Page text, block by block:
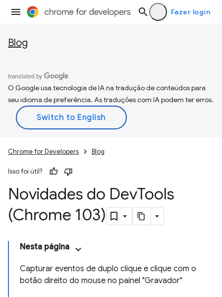
Fazer login
Blog
O Google usa tecnologia de IA na tradução de conteúdos para
seu idioma de preferência. As traduções com IA podem ter erros.
Chrome for Developers Blog
Isso foi útil?
Novidades do DevTools
(Chrome 103)
Nesta página
Capturar eventos de duplo clique e clique com o
botão direito do mouse no painel "Gravador"